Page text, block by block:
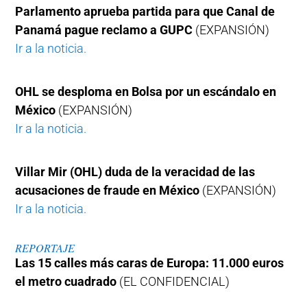
Parlamento aprueba partida para que Canal de
Panamá pague reclamo a GUPC (EXPANSIÓN)
Ir a la noticia.
OHL se desploma en Bolsa por un escándalo en
México (EXPANSIÓN)
Ir a la noticia.
Villar Mir (OHL) duda de la veracidad de las
acusaciones de fraude en México (EXPANSIÓN)
Ir a la noticia.
REPORTAJE
Las 15 calles más caras de Europa: 11.000 euros
el metro cuadrado (EL CONFIDENCIAL)